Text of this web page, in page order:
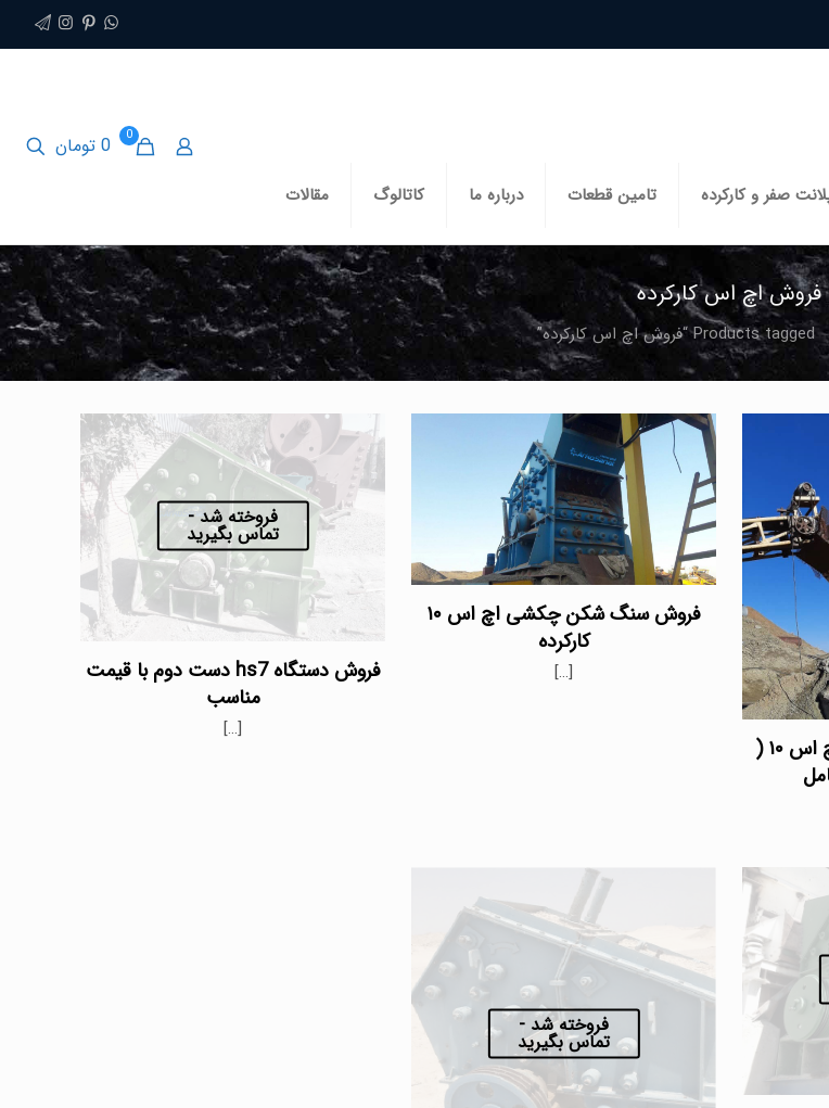
صفر و کارکرده تامین قطعات درباره ما کاتالوگ مقالات
0 0 تومان
فروش اچ اس کارکرده
Products tagged “فروش اچ اس کارکرده”
خرید سنگ شکن چکشی اچ اس ۱۰ (
فروش سنگ شکن چکشی اچ اس ۱۰
کارکرده
[…]
فروخته شد -
تماس بگیرید
فروش دستگاه hs7 دست دوم با قیمت
مناسب
[…]
فروخته شد -
تماس بگیرید